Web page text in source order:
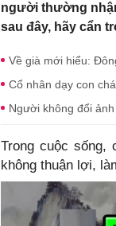
người thường
sau đây, hãy cẩn
Về già mới hiểu:
Cổ nhân dạy con
Người không đổi
Trong cuộc sống,
không thuận lợi,